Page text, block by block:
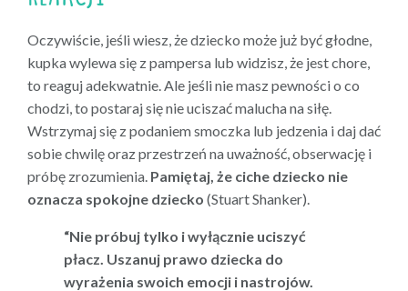
Oczywiście, jeśli wiesz, że dziecko może już być głodne,
kupka wylewa się z pampersa lub widzisz, że jest chore,
to reaguj adekwatnie. Ale jeśli nie masz pewności o co
chodzi, to postaraj się nie uciszać malucha na siłę.
Wstrzymaj się z podaniem smoczka lub jedzenia i daj dać
sobie chwilę oraz przestrzeń na uważność, obserwację i
próbę zrozumienia. Pamiętaj, że ciche dziecko nie
oznacza spokojne dziecko (Stuart Shanker).
“Nie próbuj tylko i wyłącznie uciszyć
płacz. Uszanuj prawo dziecka do
wyrażenia swoich emocji i nastrojów.